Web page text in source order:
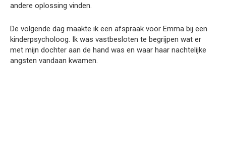
andere oplossing vinden.
De volgende dag maakte ik een afspraak voor Emma bij een
kinderpsycholoog. Ik was vastbesloten te begrijpen wat er
met mijn dochter aan de hand was en waar haar nachtelijke
angsten vandaan kwamen.